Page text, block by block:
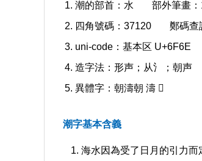
潮的部首：水 部外筆畫
四角號碼：37120
鄭碼查
uni-code：基本区 U+6F6E
造字法：形声；从氵；朝声
異體字：朝濤朝 濤 𣶃
潮字基本含義
海水因為受了日月的引力而